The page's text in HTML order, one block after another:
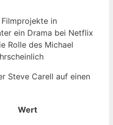
in
ein Drama bei Netflix
Rolle des Michael
Steve Carell auf einen
Wert